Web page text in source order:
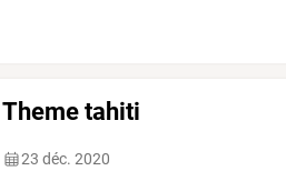
Theme tahiti
23 déc. 2020